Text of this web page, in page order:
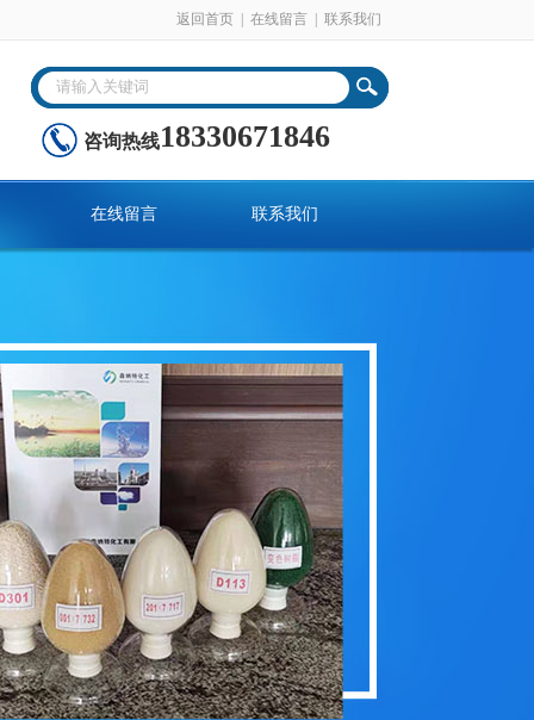
返回首页 在线留言 联系我们
咨询热线18330671846
在线留言 联系我们